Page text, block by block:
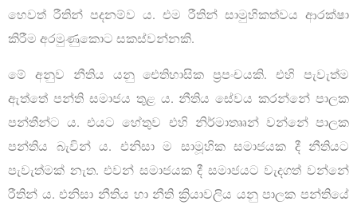
හෙවත් රීතින් පදනම්ව ය. එම රීතින් සාමුහිකත්වය ආරක්ෂා
කිරීම අරමුණුකොට සකස්වන්නකි.
මේ අනුව නීතිය යනු ඓතිහාසික ප්‍රපංචයකි. එහි පැවැත්ම
ඇත්තේ පන්ති සමාජය තුළ ය. නීතිය සේවය කරන්නේ පාලක
පන්තීන්ට ය. එයට හේතුව එහි නිර්මාතෲන් වන්නේ පාලක
පන්තිය බැවින් ය. එනිසා ම සාමූහික සමාජයක දී නීතියට
පැවැත්මක් නැත. එවන් සමාජයක දී සමාජයට වැදගත් වන්නේ
රීතින් ය. එනිසා නීතිය හා නීති ක්‍රියාවලිය යනු පාලක පන්තියේ